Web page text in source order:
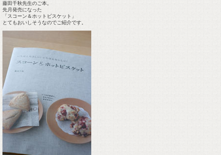
藤田千秋先生のご本。
先月発売になった
「スコーン＆ホットビスケット」
とてもおいしそうなのでご紹介です。